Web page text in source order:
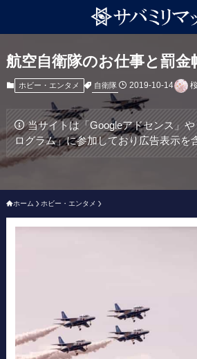
航空自衛隊のお仕事と罰金
ホビー・エンタメ 自衛隊 2019-10-14
当サイトは「Googleアドセンス」
ログラム」に参加しており広告表示を
ホーム ホビー・エンタメ